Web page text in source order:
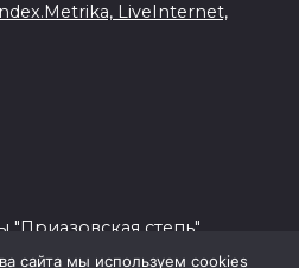
LiveInternet,
"Приазовская степь"
сайта мы используем cookies